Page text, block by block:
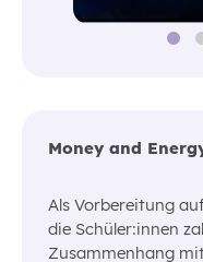
Money and
Als Vorbereitung
die Schüler:innen
Zusammenhang